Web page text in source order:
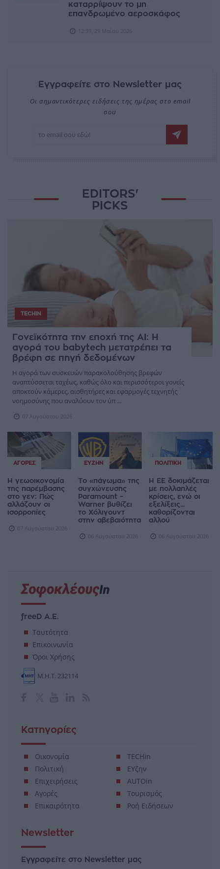
καταρρίψουν το μη
επανδρωμένο αεροσκάφος
Εγγραφείτε στο Newsletter μας
Οι σημαντικότερες ειδήσεις της ημέρας στο email
σου
EDITORS'
PICKS
TECHIN
Γονεϊκότητα την εποχή της AI: Η
αγορά του babytech μετατρέπει τα
βρέφη σε πηγή δεδομένων
Η αγορά των συσκευών παρακολούθησης βρεφών
αναπτύσσεται ταχέως, καθώς όλο και περισσότεροι γονείς
αποκτούν κάμερες, αισθητήρες και εφαρμογές τεχνητής
νοημοσύνης που αναλύουν τον ύπ ...
07 Αυγούστου 2026
ΑΓΟΡΈΣ
Η γεωοικονομία
της παρέμβασης
στο γεν: Πώς
αλλάζουν οι
ισορροπίες
07 Αυγούστου 2026
ΕΥΖΗΝ
Το «πάγωμα» της
συγχώνευσης
Paramount –
Warner βυθίζει
το Χόλιγουντ
στην αβεβαιότητα
06 Αυγούστου 2026
ΠΟΛΙΤΙΚΉ
Η ΕΕ δοκιμάζεται
με πολλαπλές
κρίσεις, ενώ οι
εξελίξεις...
καθορίζονται
αλλού
06 Αυγούστου 2026
freeD Α.Ε.
Ταυτότητα
Επικοινωνία
Όροι Χρήσης
Μ.Η.Τ. 232114
Κατηγορίες
Οικονομία
Πολιτική
Επιχειρήσεις
Αγορές
Επικαιρότητα
TECHin
ΕΥζην
AUTOin
Τουρισμός
Ροή Ειδήσεων
Newsletter
Εγγραφείτε στο Newsletter μας